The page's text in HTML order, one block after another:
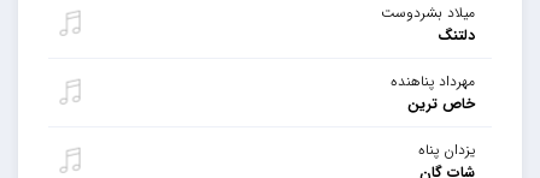
میلاد بشردوست
دلتنگ
مهرداد پناهنده
خاص ترین
یزدان پناه
شات گان